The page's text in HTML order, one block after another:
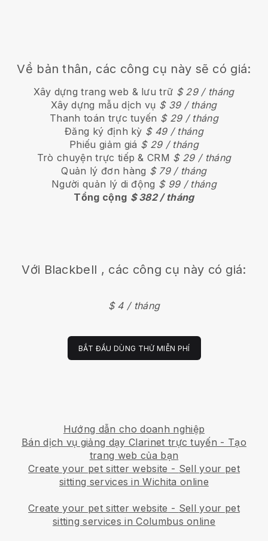
Về bản thân, các công cụ này sẽ có giá:
Xây dựng trang web & lưu trữ $ 29 / tháng
Xây dựng mẫu dịch vụ $ 39 / tháng
Thanh toán trực tuyến $ 29 / tháng
Đăng ký định kỳ $ 49 / tháng
Phiếu giảm giá $ 29 / tháng
Trò chuyện trực tiếp & CRM $ 29 / tháng
Quản lý đơn hàng $ 79 / tháng
Người quản lý di động $ 99 / tháng
Tổng cộng $ 382 / tháng
Với Blackbell , các công cụ này có giá:
$ 4 / tháng
BẮT ĐẦU DÙNG THỬ MIỄN PHÍ
Hướng dẫn cho doanh nghiệp
Bán dịch vụ giảng dạy Clarinet trực tuyến - Tạo
trang web của bạn
Create your pet sitter website - Sell your pet
sitting services in Wichita online
Create your pet sitter website - Sell your pet
sitting services in Columbus online